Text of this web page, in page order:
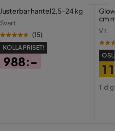
Svart
Nej
Justerbar hantel 2,5-24 kg
Svart
(15)
KOLLA PRISET!
988:-
cm
Vit
1